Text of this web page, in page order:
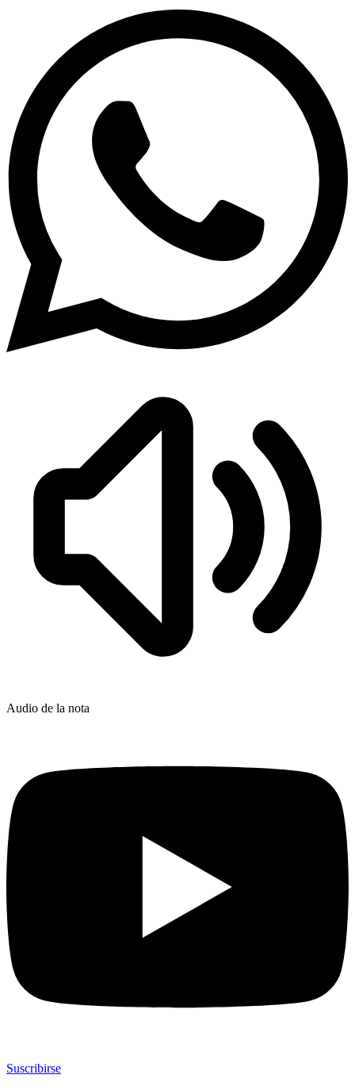
Audio de la nota
Suscribirse